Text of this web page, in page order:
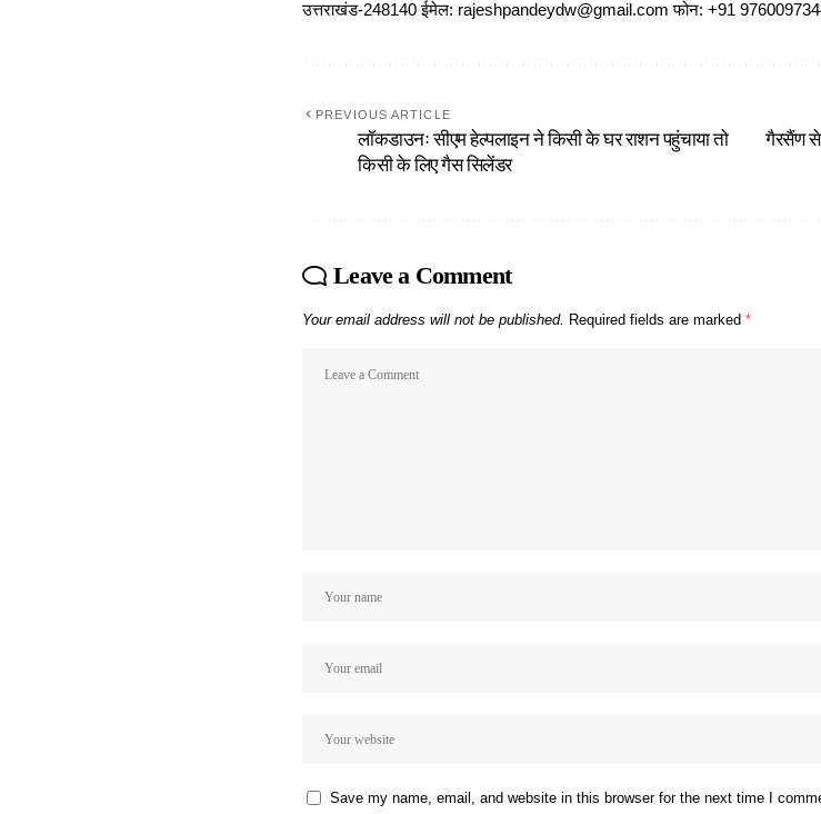
उत्तराखंड-248140 ईमेल: rajeshpandeydw@gmail.com फोन: +91
PREVIOUS ARTICLE
लॉकडाउनः सीएम हेल्पलाइन ने किसी के घर राशन पहुंचाया तो
किसी के लिए गैस सिलेंडर
गैरसैंण से
Leave a Comment
Your email address will not be published. Required fields are marked *
Save my name, email, and website in this browser for the next time I